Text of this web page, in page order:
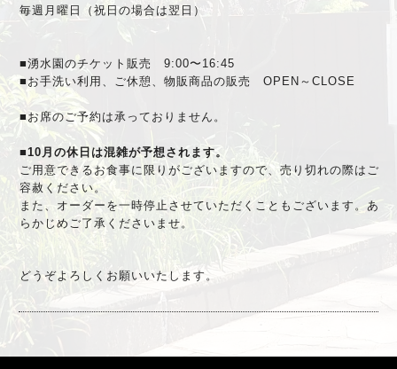
毎週月曜日（祝日の場合は翌日）
■湧水園のチケット販売 9:00〜16:45
■お手洗い利用、ご休憩、物販商品の販売 OPEN～CLOSE
■お席のご予約は承っておりません。
■10月の休日は混雑が予想されます。
ご用意できるお食事に限りがございますので、 売り切れの際はご
容赦ください。
また、 オーダーを一時停止させていただくこともございます。 あ
らかじめご了承くださいませ。
どうぞよろしくお願いいたします。